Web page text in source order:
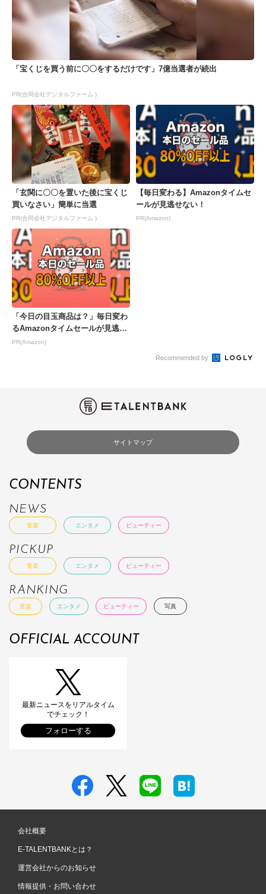
「宝くじを買う前に〇〇をするだけです」7億当選者が続出
PR(合同会社デジタルファーム )
「玄関に〇〇を置いた後に宝くじ
買いなさい」簡単に当選
PR(合同会社デジタルファーム )
【毎日変わる】Amazonタイムセ
ールが見逃せない！
PR(Amazon)
「今日の目玉商品は？」毎日変わ
るAmazonタイムセールが見逃せ
ない
PR(Amazon)
Recommended by
サイトマップ
CONTENTS
NEWS
音楽 エンタメ ビューティー
PICKUP
音楽 エンタメ ビューティー
RANKING
音楽 エンタメ ビューティー 写真
OFFICIAL ACCOUNT
最新ニュースをリアルタイム
でチェック！
フォローする
会社概要
E-TALENTBANKとは？
運営会社からのお知らせ
情報提供・お問い合わせ